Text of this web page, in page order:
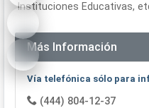
Instituciones Educativas,
Más Información
Vía telefónica sólo para
(444) 804-12-37